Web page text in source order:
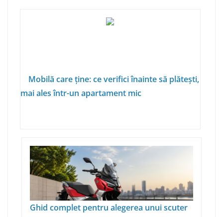
Mobilă care ține: ce verifici înainte să plătești,
mai ales într-un apartament mic
Ghid complet pentru alegerea unui scuter